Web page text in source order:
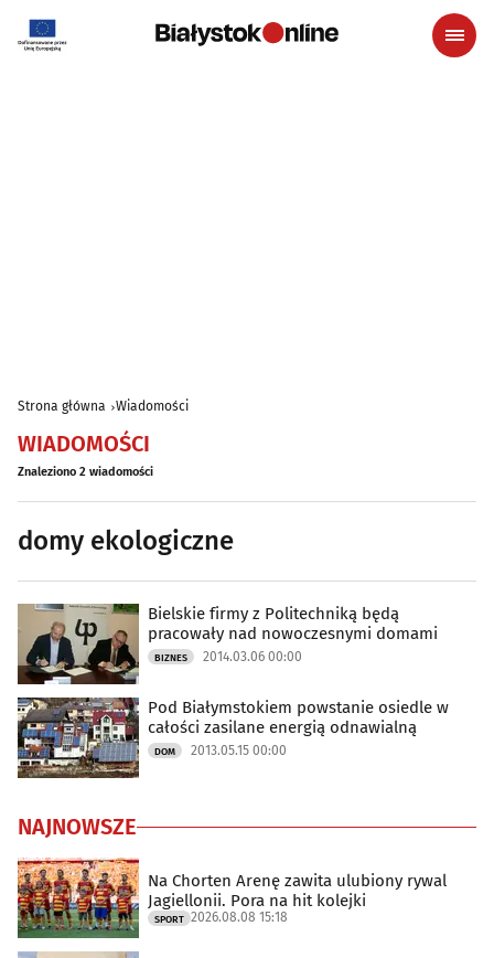
Strona główna Wiadomości
WIADOMOŚCI
Znaleziono 2 wiadomości
domy ekologiczne
Bielskie firmy z Politechniką będą
pracowały nad nowoczesnymi domami
BIZNES 2014.03.06 00:00
Pod Białymstokiem powstanie osiedle w
całości zasilane energią odnawialną
DOM 2013.05.15 00:00
NAJNOWSZE
Na Chorten Arenę zawita ulubiony rywal
Jagiellonii. Pora na hit kolejki
SPORT 2026.08.08 15:18